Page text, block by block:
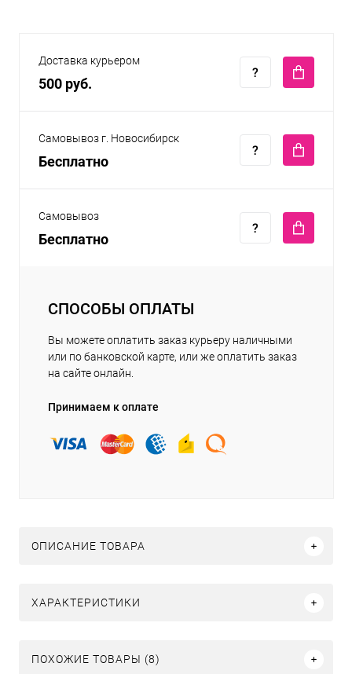
Доставка курьером
500 руб.
Самовывоз г. Новосибирск
Бесплатно
Самовывоз
Бесплатно
СПОСОБЫ ОПЛАТЫ
Вы можете оплатить заказ курьеру наличными
или по банковской карте, или же оплатить заказ
на сайте онлайн.
Принимаем к оплате
ОПИСАНИЕ ТОВАРА
ХАРАКТЕРИСТИКИ
ПОХОЖИЕ ТОВАРЫ (8)